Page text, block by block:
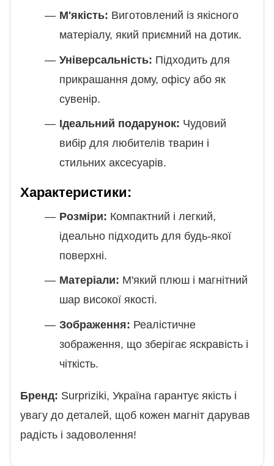
М'якість: Виготовлений із якісного
матеріалу, який приємний на дотик.
Універсальність: Підходить для
прикрашання дому, офісу або як
сувенір.
Ідеальний подарунок: Чудовий
вибір для любителів тварин і
стильних аксесуарів.
Характеристики:
Розміри: Компактний і легкий,
ідеально підходить для будь-якої
поверхні.
Матеріали: М'який плюш і магнітний
шар високої якості.
Зображення: Реалістичне
зображення, що зберігає яскравість і
чіткість.
Бренд: Surpriziki, Україна гарантує якість і
увагу до деталей, щоб кожен магніт дарував
радість і задоволення!